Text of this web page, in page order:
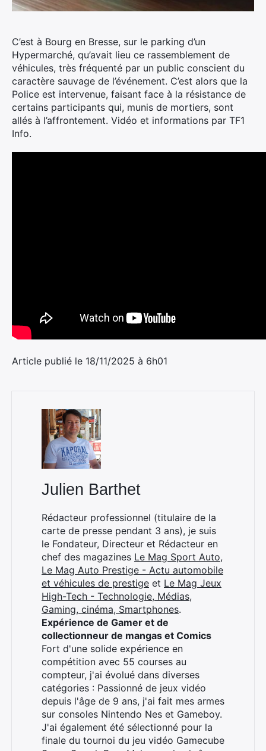
C’est à Bourg en Bresse, sur le parking d’un
Hypermarché, qu’avait lieu ce rassemblement de
véhicules, très fréquenté par un public conscient du
caractère sauvage de l’événement. C’est alors que la
Police est intervenue, faisant face à la résistance de
certains participants qui, munis de mortiers, sont
allés à l’affrontement. Vidéo et informations par TF1
Info.
Article publié le 18/11/2025 à 6h01
Julien Barthet
Rédacteur professionnel (titulaire de la
carte de presse pendant 3 ans), je suis
le Fondateur, Directeur et Rédacteur en
chef des magazines Le Mag Sport Auto,
Le Mag Auto Prestige - Actu automobile
et véhicules de prestige et Le Mag Jeux
High-Tech - Technologie, Médias,
Gaming, cinéma, Smartphones.
Expérience de Gamer et de
collectionneur de mangas et Comics
Fort d'une solide expérience en
compétition avec 55 courses au
compteur, j'ai évolué dans diverses
catégories : Passionné de jeux vidéo
depuis l'âge de 9 ans, j'ai fait mes armes
sur consoles Nintendo Nes et Gameboy.
J'ai également été sélectionné pour la
finale du tournoi du jeu vidéo Gamecube